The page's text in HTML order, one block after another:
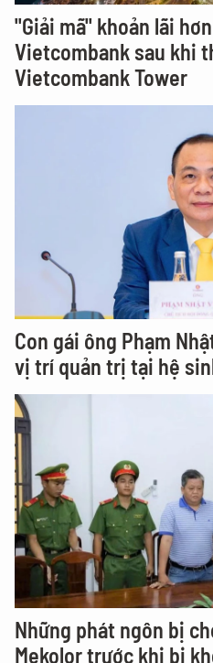
"Giải mã" khoản lãi
Vietcombank sau khi
Vietcombank Tower
Con gái ông Phạm
vị trí quản trị tại hệ
Những phát ngôn bị
Mekolor trước khi bị